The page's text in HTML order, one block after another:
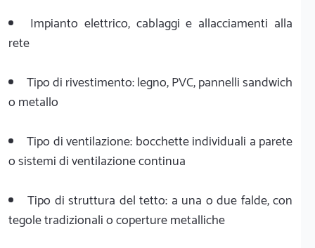
Impianto elettrico, cablaggi e allacciamenti alla
rete
Tipo di rivestimento: legno, PVC, pannelli sandwich
o metallo
Tipo di ventilazione: bocchette individuali a parete
o sistemi di ventilazione continua
Tipo di struttura del tetto: a una o due falde, con
tegole tradizionali o coperture metalliche